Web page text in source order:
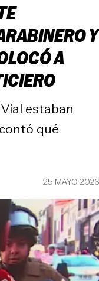
Y
A
estaban
qué
25 MAYO 2026